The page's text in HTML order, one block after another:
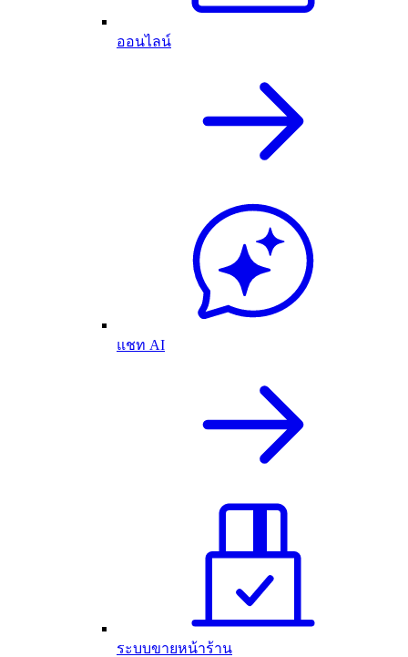
ออนไลน์
แชท AI
ระบบขายหน้าร้าน